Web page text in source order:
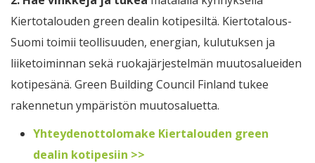
Kiertotalouden green dealin kotipesiltä. Kiertotalous-
Suomi toimii teollisuuden, energian, kulutuksen ja
liiketoiminnan sekä ruokajärjestelmän muutosalueiden
kotipesänä. Green Building Council Finland tukee
rakennetun ympäristön muutosaluetta.
Yhteydenottolomake Kiertalouden green
dealin kotipesiin >>